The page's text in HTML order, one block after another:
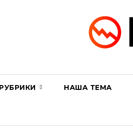
РУБРИКИ НАША ТЕМА